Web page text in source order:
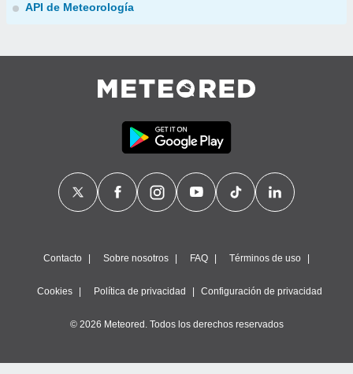
API de Meteorología
Contacto Sobre nosotros FAQ Términos de uso
Cookies Política de privacidad Configuración de privacidad
© 2026 Meteored. Todos los derechos reservados